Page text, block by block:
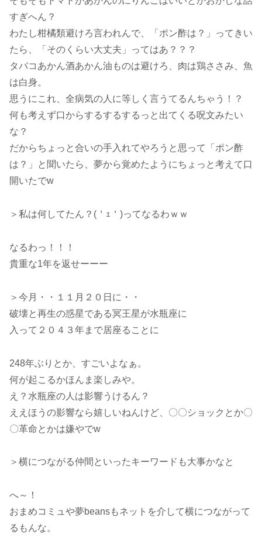
すぎへん？
わたし柑橘類避けろ言われんで、「ポン酢は？」ってきい
たら、「そのくらい大丈夫」ってはあ？？？
タバコあかん酒あかん油ものは避けろ、肉は鶏ささみ、魚
は白身。
思うにこれ、全病気の人に等しく言うてるんちゃう！？
何も考えず口からするするするっと出てくる呪文みたい
な？
だからちょっと合いの手入れてやろうと思って「ポン酢
は？」と聞いたら、夢から覚めたようにちょっと考えて口
開いたでw
＞私は何してたん？(＇ｪ＇)ってなるわｗｗ
なるわっ！！！
貴重な1年を返せーーー
＞今月・・１１月２０日に・・
破壊と再生の惑星である冥王星が水瓶座に
入って２０４３年まで居座ることに
248年ぶりとか、すごいよなぁ。
何が起こるかほんま楽しみや。
え？水瓶座の人は影響うけるん？
ええほうの影響なら嬉しいねんけど、〇〇ショックとか〇
〇革命とかは嫌やでw
＞横につながる仲間といったキーワードも大事かなと
へ～！
おまめコミュや夢beansもネットを介して横につながって
るもんな。